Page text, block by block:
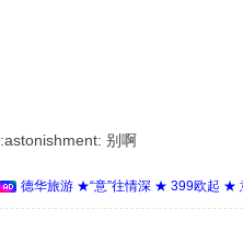
:astonishment: 别啊
德华旅游 ★“意”往情深 ★ 399欧起 ★